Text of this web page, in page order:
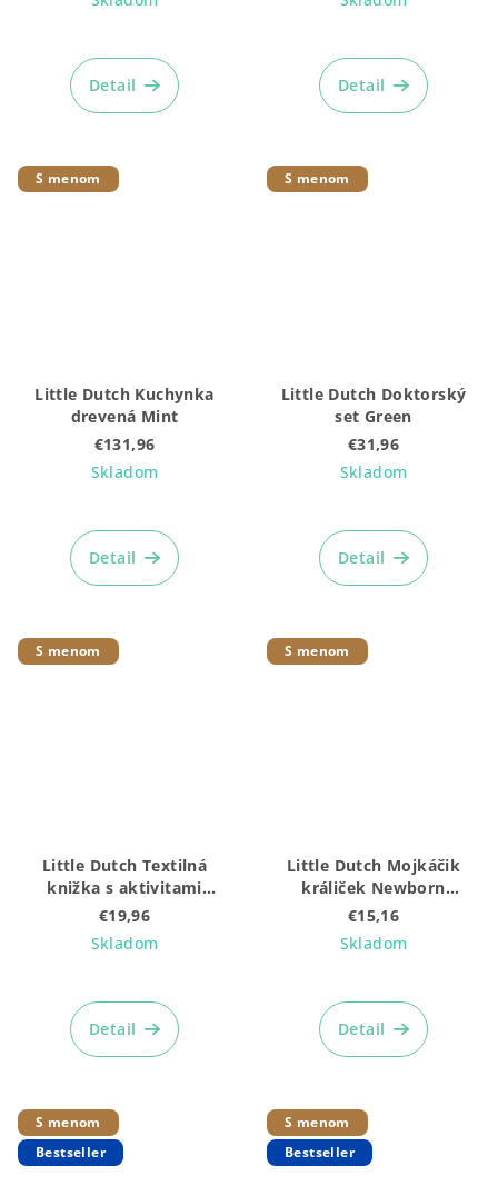
Detail Detail
S menom
Little Dutch Kuchynka
drevená Mint
€131,96
Skladom
Detail
S menom
Little Dutch Doktorský
set Green
€31,96
Skladom
Detail
S menom
Little Dutch Textilná
knižka s aktivitami
Newborn Naturals
€19,96
Skladom
Detail
S menom
Little Dutch Mojkáčik
králiček Newborn
Naturals
€15,16
Skladom
Detail
S menom
Bestseller
S menom
Bestseller